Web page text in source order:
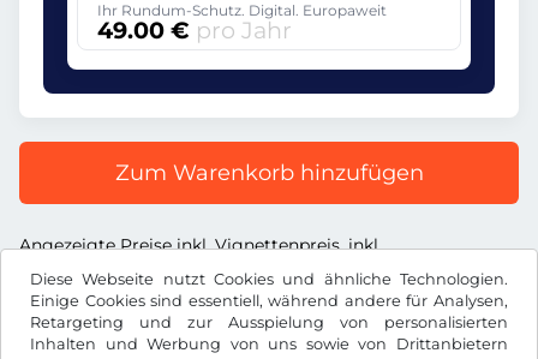
Diese Webseite nutzt Cookies und ähnliche Technologien.
Einige Cookies sind essentiell, während andere für Analysen,
Retargeting und zur Ausspielung von personalisierten
Inhalten und Werbung von uns sowie von Drittanbietern
Ihr Rundum-Schutz. Digital. Europaweit
49.00 € pro Jahr
Zum Warenkorb hinzufügen
Angezeigte Preise inkl. Vignettenpreis, inkl.
Dienstleistungsentgelt und inkl. der gesetzl. MWST